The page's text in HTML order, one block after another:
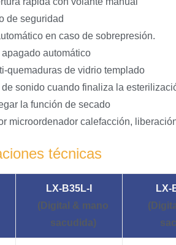
de seguridad
en caso de sobrepresión.
automático
quemaduras de vidrio templado
sonido cuando finaliza la
la función de secado
microordenador calefacción,
técnicas
LX-B35L-I
(Digital & mano
sacudida)
LX-